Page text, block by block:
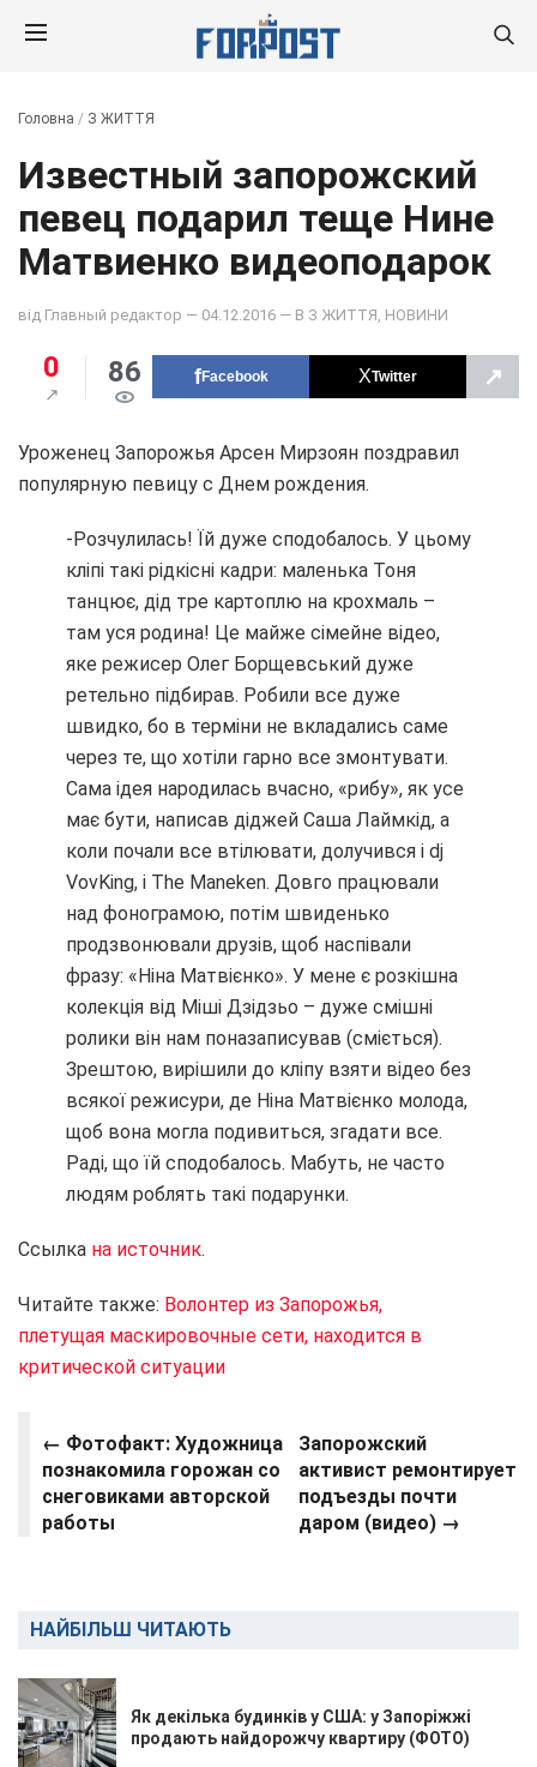
Головна / З ЖИТТЯ
Известный запорожский
певец подарил теще Нине
Матвиенко видеоподарок
від Главный редактор — 04.12.2016 — В З ЖИТТЯ НОВИНИ
0 86 Facebook Twitter ↗
Уроженец Запорожья Арсен Мирзоян поздравил
популярную певицу с Днем рождения.
-Розчулилась! Їй дуже сподобалось. У цьому
кліпі такі рідкісні кадри: маленька Тоня
танцює, дід тре картоплю на крохмаль –
там уся родина! Це майже сімейне відео,
яке режисер Олег Борщевський дуже
ретельно підбирав. Робили все дуже
швидко, бо в терміни не вкладались саме
через те, що хотіли гарно все змонтувати.
Сама ідея народилась вчасно, «рибу», як усе
має бути, написав діджей Саша Лаймкід, а
коли почали все втілювати, долучився і dj
VovKing, і The Maneken. Довго працювали
над фонограмою, потім швиденько
продзвонювали друзів, щоб наспівали
фразу: «Ніна Матвієнко». У мене є розкішна
колекція від Міші Дзідзьо – дуже смішні
ролики він нам поназаписував (сміється).
Зрештою, вирішили до кліпу взяти відео без
всякої режисури, де Ніна Матвієнко молода,
щоб вона могла подивиться, згадати все.
Раді, що їй сподобалось. Мабуть, не часто
людям роблять такі подарунки.
Ссылка на источник.
Читайте также: Волонтер из Запорожья,
плетущая маскировочные сети, находится в
критической ситуации
← Фотофакт: Художница
познакомила горожан со
снеговиками авторской
работы
Запорожский
активист ремонтирует
подъезды почти
даром (видео) →
НАЙБІЛЬШ ЧИТАЮТЬ
Як декілька будинків у США: у Запоріжжі
продають найдорожчу квартиру (ФОТО)